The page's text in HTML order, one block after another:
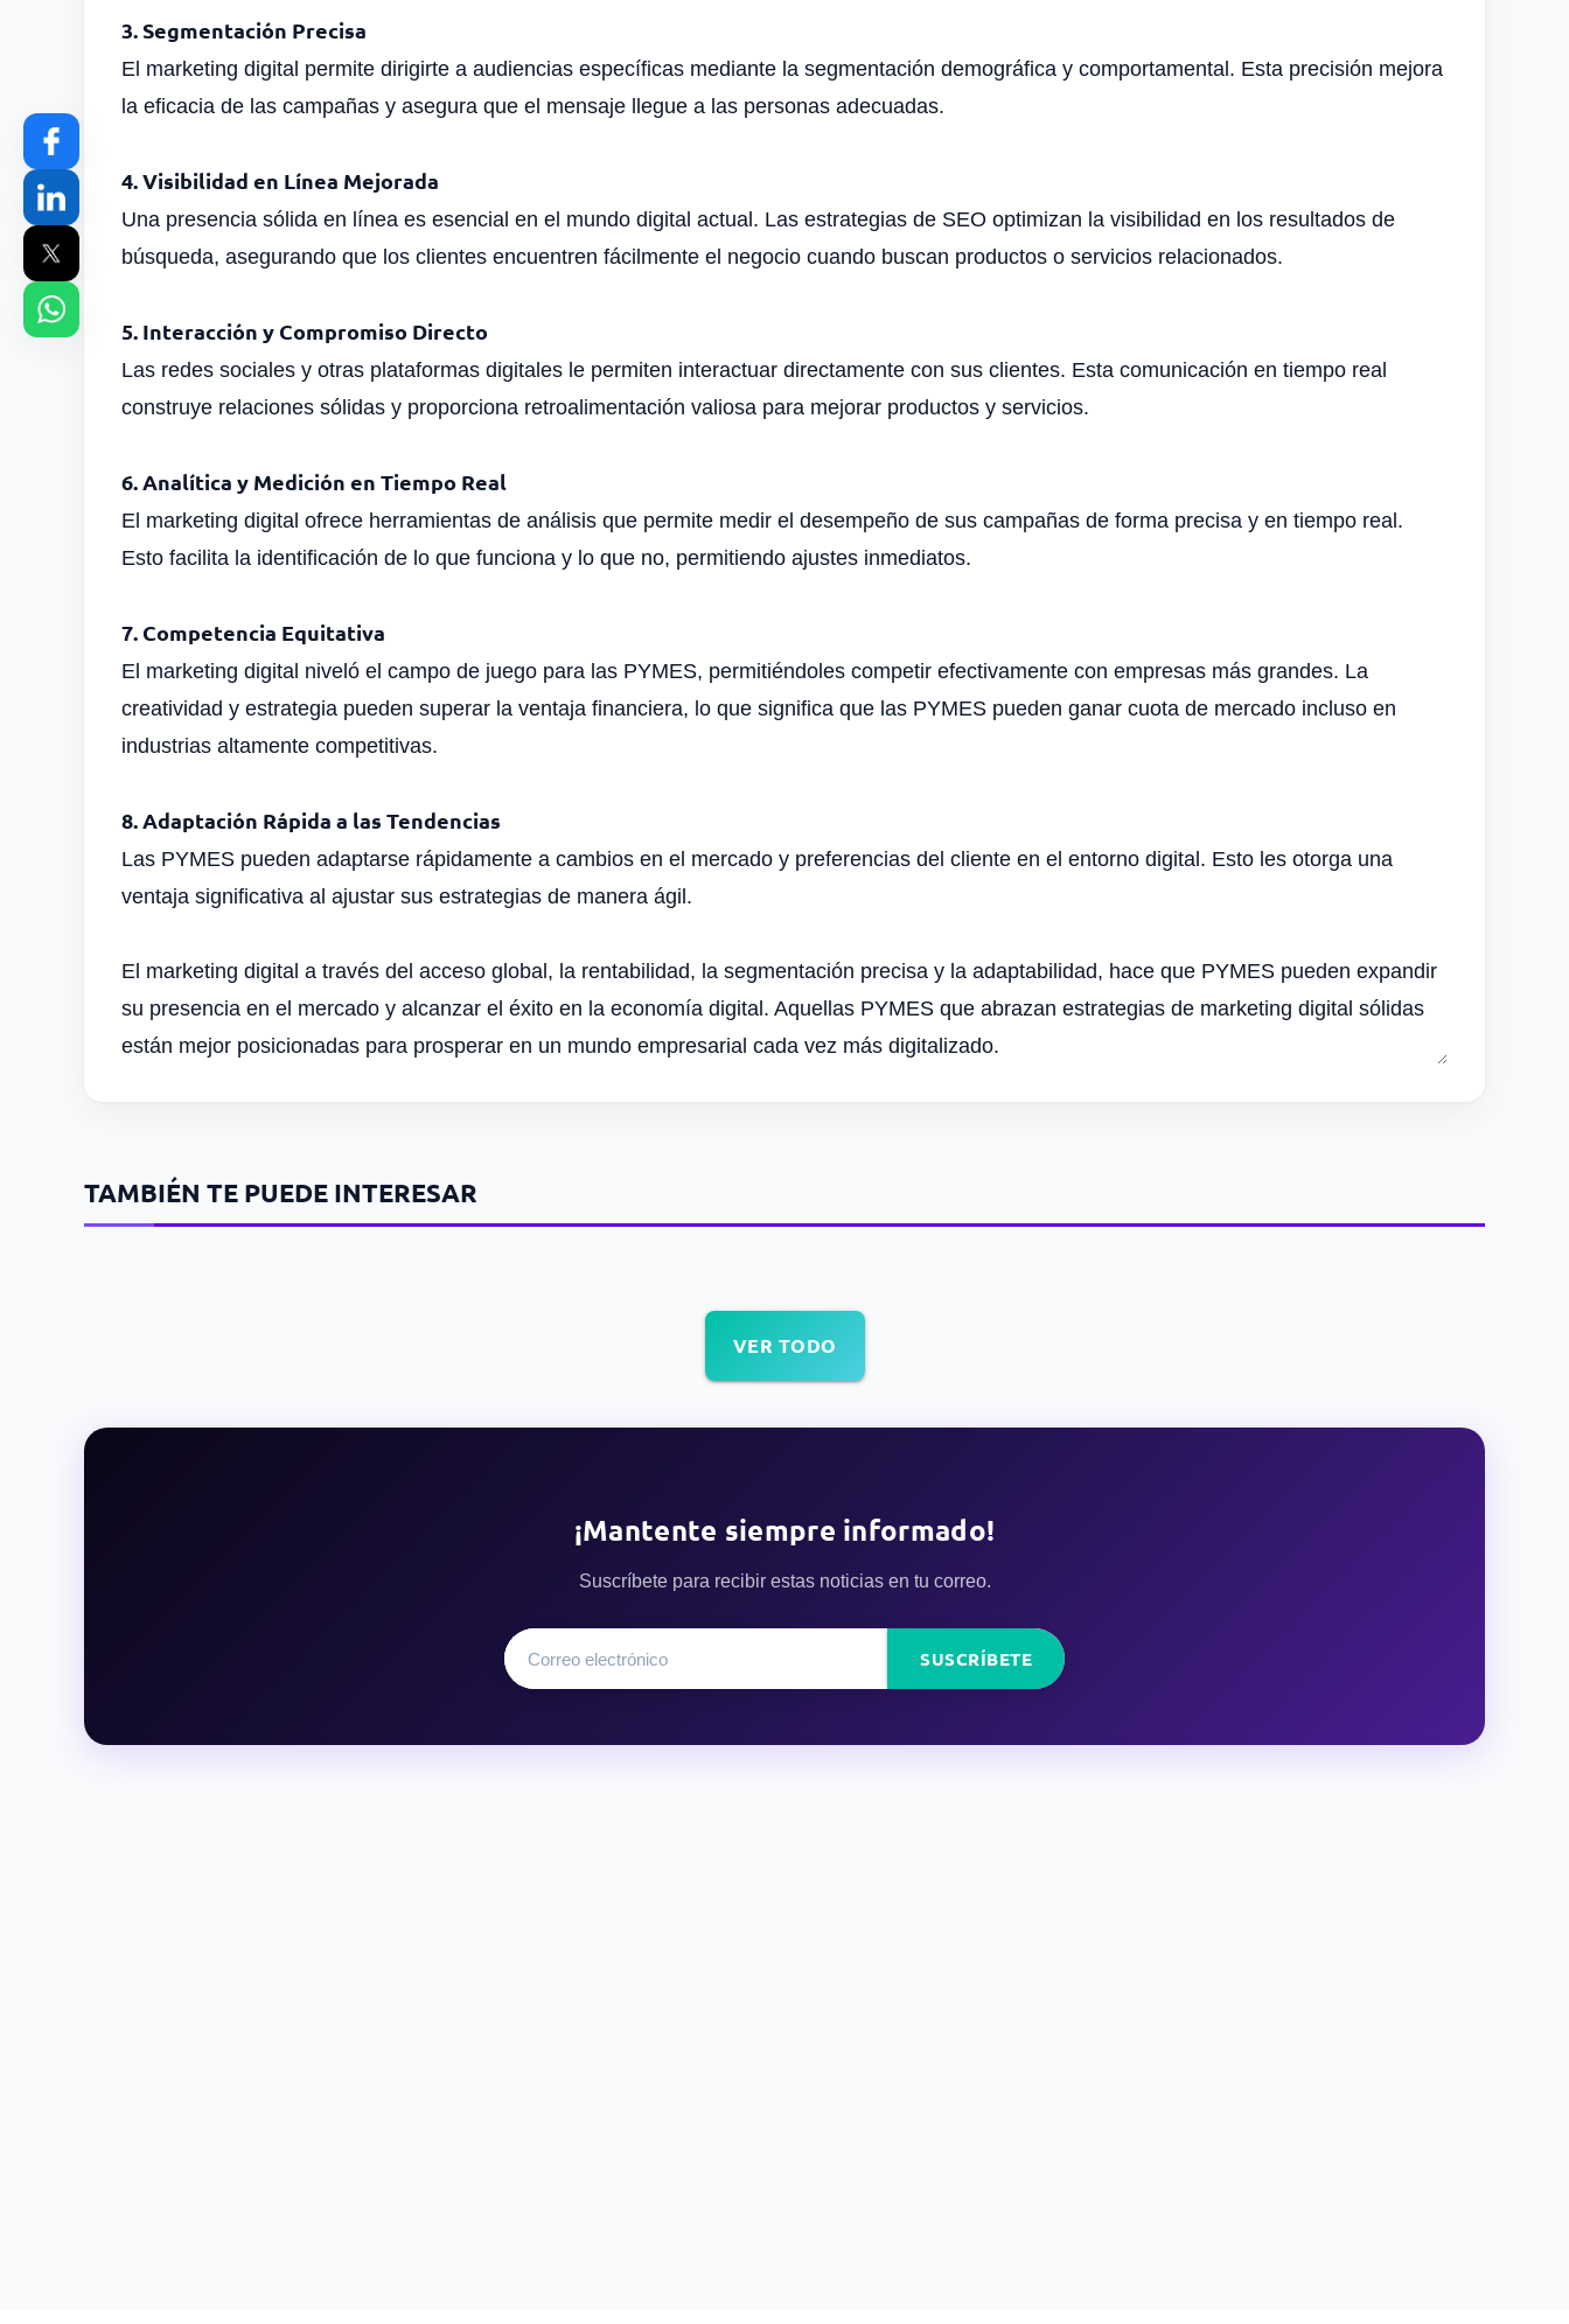
3. Segmentación Precisa
El marketing digital permite dirigirte a audiencias específicas mediante la segmentación demográfica y comportamental. Esta precisión mejora
la eficacia de las campañas y asegura que el mensaje llegue a las personas adecuadas.
4. Visibilidad en Línea Mejorada
Una presencia sólida en línea es esencial en el mundo digital actual. Las estrategias de SEO optimizan la visibilidad en los resultados de
búsqueda, asegurando que los clientes encuentren fácilmente el negocio cuando buscan productos o servicios relacionados.
5. Interacción y Compromiso Directo
Las redes sociales y otras plataformas digitales le permiten interactuar directamente con sus clientes. Esta comunicación en tiempo real
construye relaciones sólidas y proporciona retroalimentación valiosa para mejorar productos y servicios.
6. Analítica y Medición en Tiempo Real
El marketing digital ofrece herramientas de análisis que permite medir el desempeño de sus campañas de forma precisa y en tiempo real.
Esto facilita la identificación de lo que funciona y lo que no, permitiendo ajustes inmediatos.
7. Competencia Equitativa
El marketing digital niveló el campo de juego para las PYMES, permitiéndoles competir efectivamente con empresas más grandes. La
creatividad y estrategia pueden superar la ventaja financiera, lo que significa que las PYMES pueden ganar cuota de mercado incluso en
industrias altamente competitivas.
8. Adaptación Rápida a las Tendencias
Las PYMES pueden adaptarse rápidamente a cambios en el mercado y preferencias del cliente en el entorno digital. Esto les otorga una
ventaja significativa al ajustar sus estrategias de manera ágil.
El marketing digital a través del acceso global, la rentabilidad, la segmentación precisa y la adaptabilidad, hace que PYMES pueden expandir
su presencia en el mercado y alcanzar el éxito en la economía digital. Aquellas PYMES que abrazan estrategias de marketing digital sólidas
están mejor posicionadas para prosperar en un mundo empresarial cada vez más digitalizado.
TAMBIÉN TE PUEDE INTERESAR
VER TODO
¡Mantente siempre informado!
Suscríbete para recibir estas noticias en tu correo.
SUSCRÍBETE